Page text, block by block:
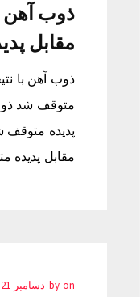
ذوب آهن
مقابل
ذوب آهن با
متوقف شد
پدیده متوقف
مقابل پدیده
by on دسامبر 21, 2016